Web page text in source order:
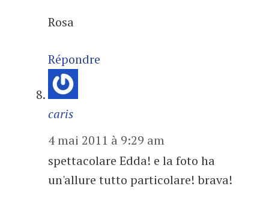
Rosa
Répondre
caris
4 mai 2011 à 9:29 am
spettacolare Edda! e la foto ha
un'allure tutto particolare! brava!